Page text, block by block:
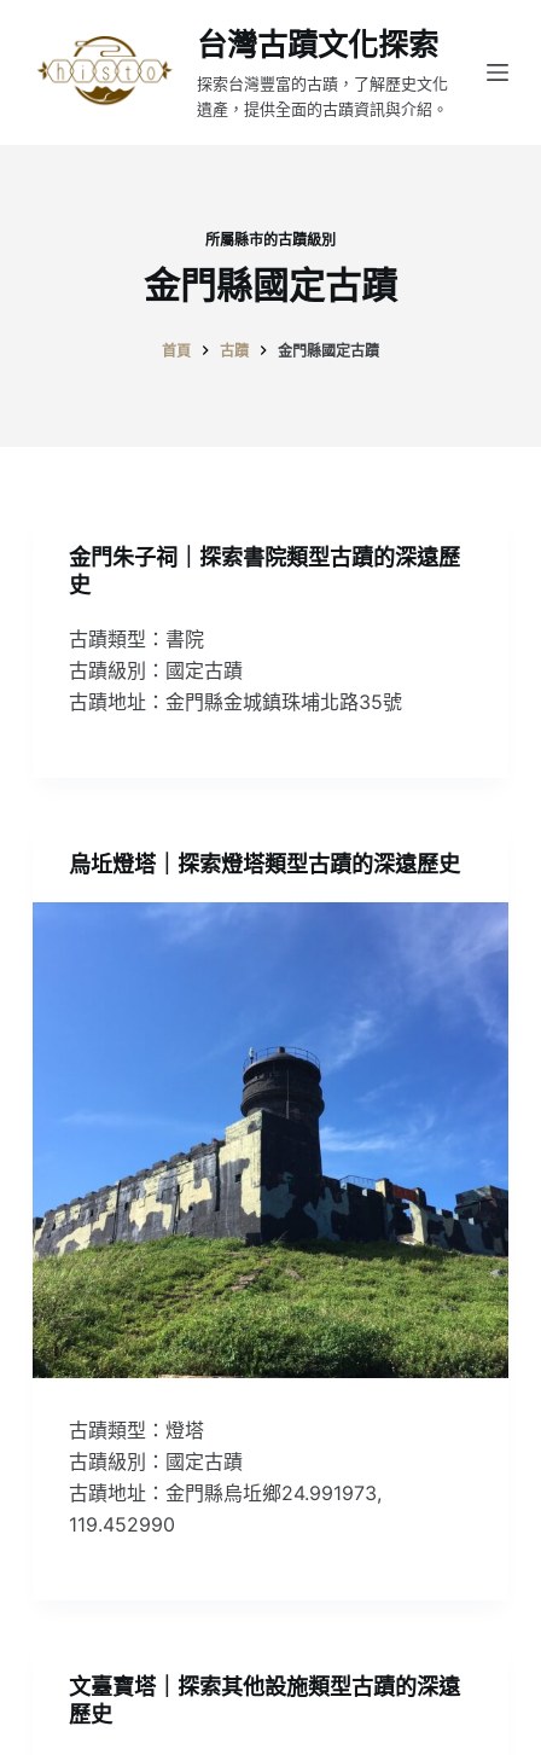
至
台灣古蹟文化探索
探索台灣豐富的古蹟，了解歷史文化
遺產，提供全面的古蹟資訊與介紹。
所屬縣市的古蹟級別
金門縣國定古蹟
首頁 古蹟 金門縣國定古蹟
金門朱子祠｜探索書院類型古蹟的深遠歷
史
古蹟類型：書院
古蹟級別：國定古蹟
古蹟地址：金門縣金城鎮珠埔北路35號
烏坵燈塔｜探索燈塔類型古蹟的深遠歷史
古蹟類型：燈塔
古蹟級別：國定古蹟
古蹟地址：金門縣烏坵鄉24.991973,
119.452990
文臺寶塔｜探索其他設施類型古蹟的深遠
歷史